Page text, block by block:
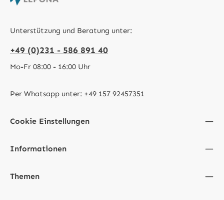
Unterstützung und Beratung unter:
+49 (0)231 - 586 891 40
Mo-Fr 08:00 - 16:00 Uhr
Per Whatsapp unter: +49 157 92457351
Cookie Einstellungen
Informationen
Themen